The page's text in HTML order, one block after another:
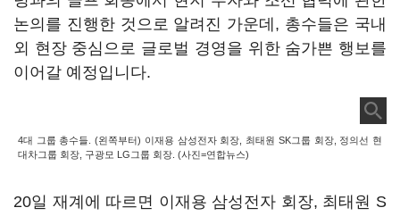
논의를 진행한 것으로 알려진 가운데 , 총수들은 국내
외 현장 중심으로 글로벌 경영을 위한 숨가쁜 행보를
이어갈 예정입니다.
4대 그룹 총수들. (왼쪽부터) 이재용 삼성전자 회장, 최태원 SK그룹 회장, 정의선 현
대차그룹 회장, 구광모 LG그룹 회장. (사진=연합뉴스)
20일 재계에 따르면 이재용 삼성전자 회장, 최태원 S